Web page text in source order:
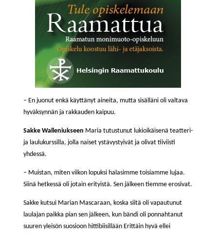
– En juonut enkä käyttänyt aineita, mutta sisälläni oli valtava
hyväksynnän ja rakkauden kaipuu.
Sakke Walleniukseen Maria tutustunut lukioikäisenä teatteri-
ja laulukurssilla, jolla naiset ystävystyivät ja olivat tiiviisti
yhdessä.
– Muistan, miten viikon lopuksi halasimme toisiamme lujaa.
Siinä hetkessä oli jotain erityistä. Sen jälkeen tiemme erosivat.
Sakke kutsui Marian Mascaraan, koska siitä oli vapautunut
laulajan paikka pian sen jälkeen, kun bändi oli ponnahtanut
suuren yleisön suosioon hittibiisillään Erittäin hyvä ellei